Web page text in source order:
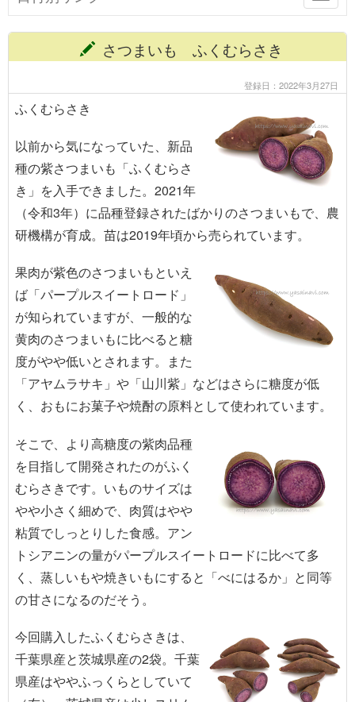
さつまいも ふくむらさき
登録日：2022年3月27日
ふくむらさき
以前から気になっていた、新品
種の紫さつまいも「ふくむらさ
き」を入手できました。2021年
（令和3年）に品種登録されたばかりのさつまいもで、農
研機構が育成。苗は2019年頃から売られています。
果肉が紫色のさつまいもといえ
ば「パープルスイートロード」
が知られていますが、一般的な
黄肉のさつまいもに比べると糖
度がやや低いとされます。また
「アヤムラサキ」や「山川紫」などはさらに糖度が低
く、おもにお菓子や焼酎の原料として使われています。
そこで、より高糖度の紫肉品種
を目指して開発されたのがふく
むらさきです。いものサイズは
やや小さく細めで、肉質はやや
粘質でしっとりした食感。アン
トシアニンの量がパープルスイートロードに比べて多
く、蒸しいもや焼きいもにすると「べにはるか」と同等
の甘さになるのだそう。
今回購入したふくむらさきは、
千葉県産と茨城県産の2袋。千葉
県産はややふっくらとしていて